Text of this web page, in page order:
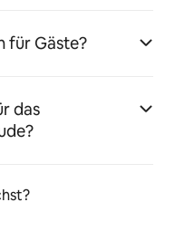
für Gäste?
das